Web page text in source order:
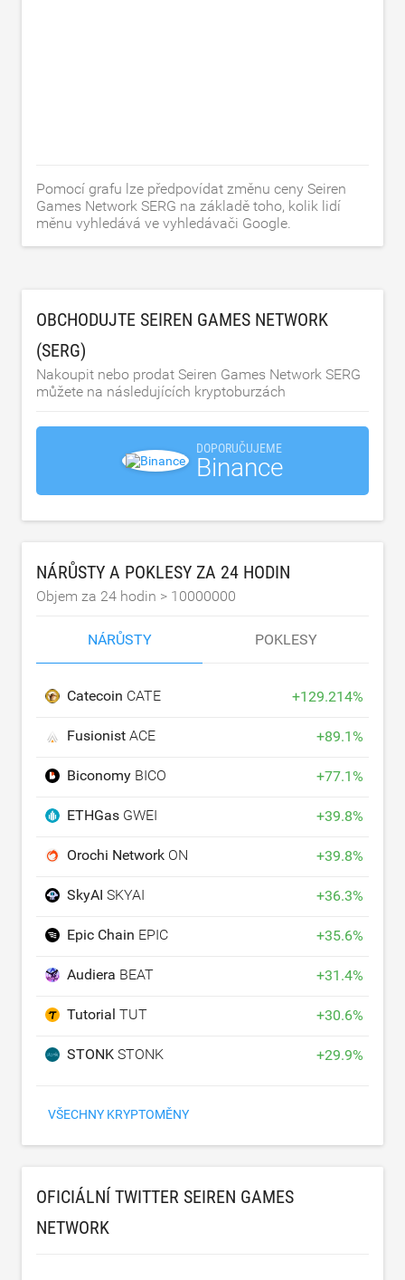
Pomocí grafu lze předpovídat změnu ceny Seiren
Games Network SERG na základě toho, kolik lidí
měnu vyhledává ve vyhledávači Google.
OBCHODUJTE SEIREN GAMES NETWORK
(SERG)
Nakoupit nebo prodat Seiren Games Network SERG
můžete na následujících kryptoburzách
DOPORUČUJEME
Binance
NÁRŮSTY A POKLESY ZA 24 HODIN
Objem za 24 hodin > 10000000
NÁRŮSTY POKLESY
Catecoin CATE +129.214%
Fusionist ACE +89.1%
Biconomy BICO +77.1%
ETHGas GWEI +39.8%
Orochi Network ON +39.8%
SkyAI SKYAI +36.3%
Epic Chain EPIC +35.6%
Audiera BEAT +31.4%
Tutorial TUT +30.6%
STONK STONK +29.9%
VŠECHNY KRYPTOMĚNY
OFICIÁLNÍ TWITTER SEIREN GAMES
NETWORK